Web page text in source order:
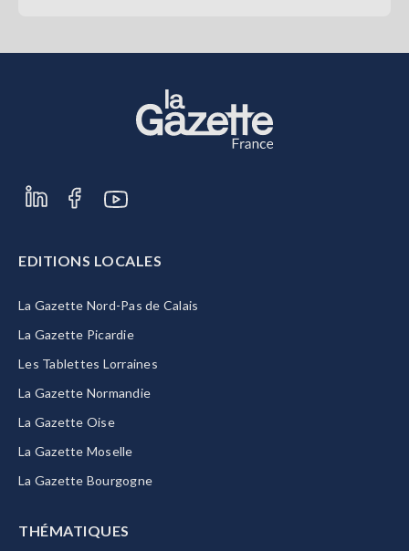
EDITIONS LOCALES
La Gazette Nord-Pas de Calais
La Gazette Picardie
Les Tablettes Lorraines
La Gazette Normandie
La Gazette Oise
La Gazette Moselle
La Gazette Bourgogne
THÉMATIQUES